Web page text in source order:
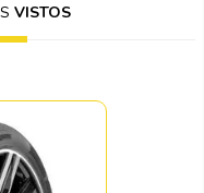
VISTOS